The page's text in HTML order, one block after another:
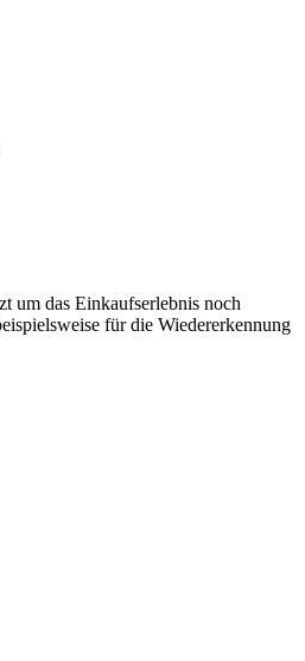
um das Einkaufserlebnis noch
für die Wiedererkennung